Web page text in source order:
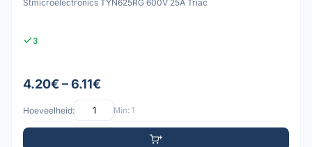
Stmicroelectronics TYN625RG 600V 25A Triac
3
4.20€ – 6.11€
Hoeveelheid: Min: 1